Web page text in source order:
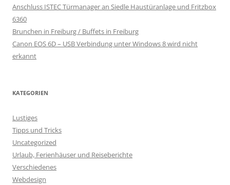
Anschluss ISTEC Türmanager an Siedle Haustüranlage und Fritzbox
6360
Brunchen in Freiburg / Buffets in Freiburg
Canon EOS 6D – USB Verbindung unter Windows 8 wird nicht
erkannt
KATEGORIEN
Lustiges
Tipps und Tricks
Uncategorized
Urlaub, Ferienhäuser und Reiseberichte
Verschiedenes
Webdesign